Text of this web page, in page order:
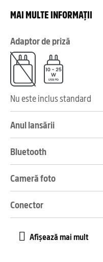
MAI MULTE INFORMAȚII
Adaptor de priză
Nu este inclus standard
Anul lansării
Bluetooth
Cameră foto
Conector